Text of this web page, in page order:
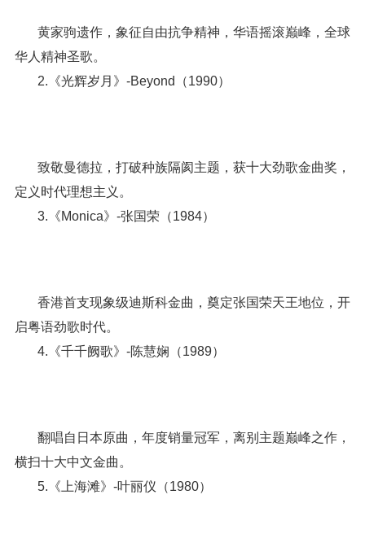
黄家驹遗作，象征自由抗争精神，华语摇滚巅峰，全球
华人精神圣歌。
2.《光辉岁月》-Beyond（1990）
致敬曼德拉，打破种族隔阂主题，获十大劲歌金曲奖，
定义时代理想主义。
3.《Monica》-张国荣（1984）
香港首支现象级迪斯科金曲，奠定张国荣天王地位，开
启粤语劲歌时代。
4.《千千阙歌》-陈慧娴（1989）
翻唱自日本原曲，年度销量冠军，离别主题巅峰之作，
横扫十大中文金曲。
5.《上海滩》-叶丽仪（1980）